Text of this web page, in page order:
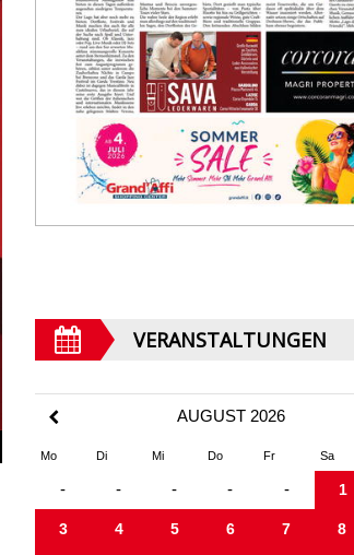
VERANSTALTUNGEN
AUGUST 2026
Mo Di Mi Do Fr Sa
- - - - - 1
3 4 5 6 7 8